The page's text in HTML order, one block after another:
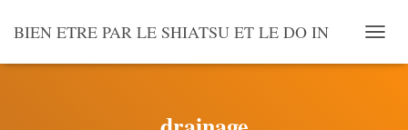
BIEN ETRE PAR LE SHIATSU ET LE DO IN
LA